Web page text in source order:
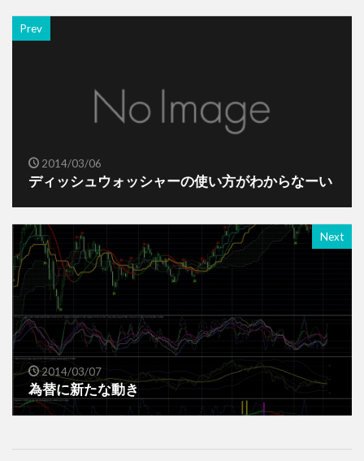
Prev
2014/03/06
ディッシュウォッシャーの使い方がわからなーい
Next
2014/03/07
為替に新たな動き